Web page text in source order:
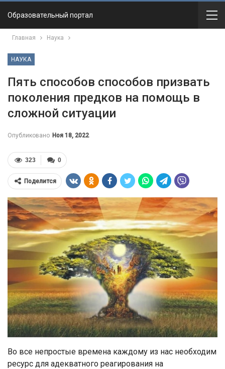
Образовательный портал
Главная Наука
НАУКА
Пять способов способов призвать
поколения предков на помощь в
сложной ситуации
Опубликовано Ноя 18, 2022
0
323
Поделится
Во все непростые времена каждому из нас необходим
ресурс для адекватного реагирования на